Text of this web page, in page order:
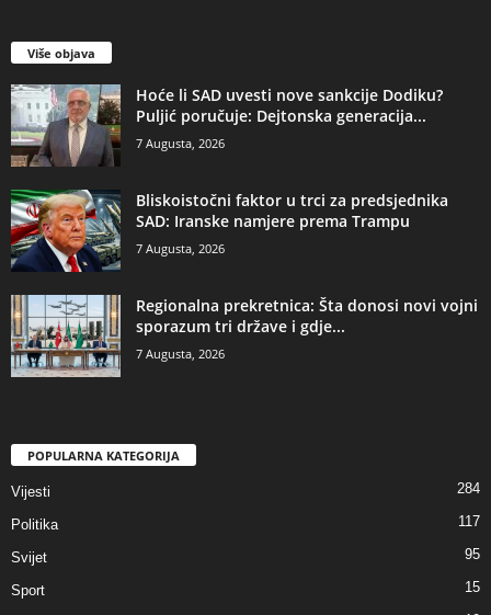
Više objava
​Hoće li SAD uvesti nove sankcije Dodiku?
Puljić poručuje: Dejtonska generacija...
7 Augusta, 2026
​Bliskoistočni faktor u trci za predsjednika
SAD: Iranske namjere prema Trampu
7 Augusta, 2026
​Regionalna prekretnica: Šta donosi novi vojni
sporazum tri države i gdje...
7 Augusta, 2026
POPULARNA KATEGORIJA
Vijesti 284
Politika 117
Svijet 95
Sport
15